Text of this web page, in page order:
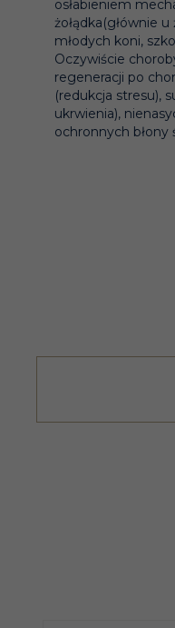
osłabieniem
żołądka(głównie
młodych koni,
Oczywiście
regeneracji po
(redukcja stresu),
ukrwienia),
ochronnych błony